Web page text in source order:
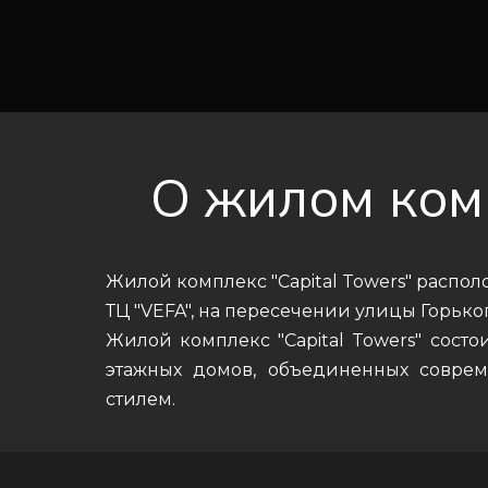
О жилом
Жилой комплекс "Capital Towers"
ТЦ "VEFA", на пересечении улицы
Жилой комплекс "Capital Towers"
этажных домов, объединенных
стилем.